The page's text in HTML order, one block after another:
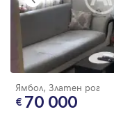
Ямбол, Златен рог
70 000